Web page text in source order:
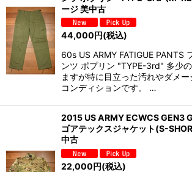
ージ 美中古
44,000円(税込)
60s US ARMY FATIGUE PANTS
ンツ ポプリン "TYPE-3rd" 多少
ますが特に目立った汚れやダメ
コンディションです。 …
2015 US ARMY ECWCS GEN3
ゴアテックスジャケット(S-
中古
22,000円(税込)